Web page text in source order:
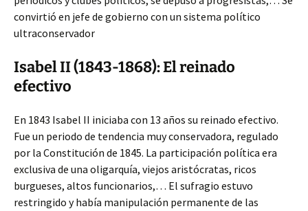
convirtió en jefe de gobierno con un sistema político
ultraconservador
Isabel II (1843-1868): El reinado
efectivo
En 1843 Isabel II iniciaba con 13 años su reinado efectivo.
Fue un periodo de tendencia muy conservadora, regulado
por la Constitución de 1845. La participación política era
exclusiva de una oligarquía, viejos aristócratas, ricos
burgueses, altos funcionarios,… El sufragio estuvo
restringido y había manipulación permanente de las